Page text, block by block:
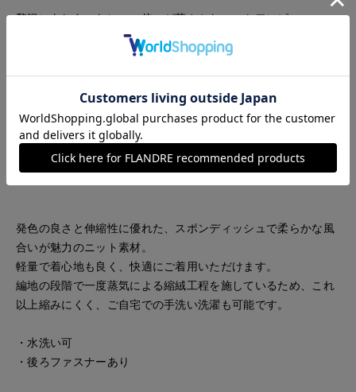
贅沢にあしらったレース使いが華やかなニットワンピース。
着映えを意識した冨張さんこだわりのレースは、3種類の柄を
組み合わせた特別感のあるデザイン。
二の腕をすっきり見せてくれる5分袖と、メリハリのあるフィ
ット＆フレアシルエットが美しく、コンパクトなサイズ感がレ
ディなムードを高めます。
さらさらとしたタッチのポリエステル素材でオールシーズン着
用でき、ニットならではのフィット感と着心地の良さも魅力。
ヌン活や女子会など、特別な日にもおすすめの一着です。
発色の良さと伸縮性に優れた、スポンディッシュで柔らかな風
合いが魅力のニット素材。
軽量で着心地も良く、快適にご着用いただけます。
編地の段階で一度蒸気による縮絨工程を施しているため、これ
以上縮みにくく、ご自宅での手洗い洗濯も可能です。
・水洗い可
・後ろファスナーあり